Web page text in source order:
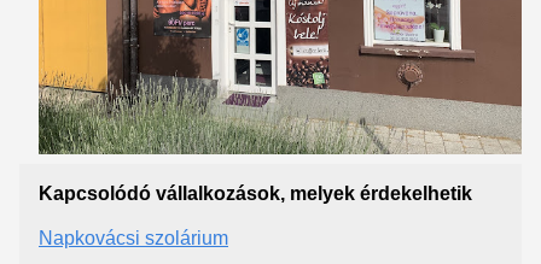
Kapcsolódó vállalkozások, melyek érdekelhetik
Napkovácsi szolárium